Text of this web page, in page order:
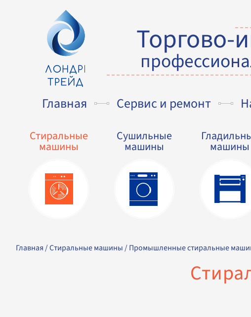
Главная Сервис и ремонт
Стиральные
машины
Сушильные
машины машины
Главная/Стиральные машины/Промышленные стиральные